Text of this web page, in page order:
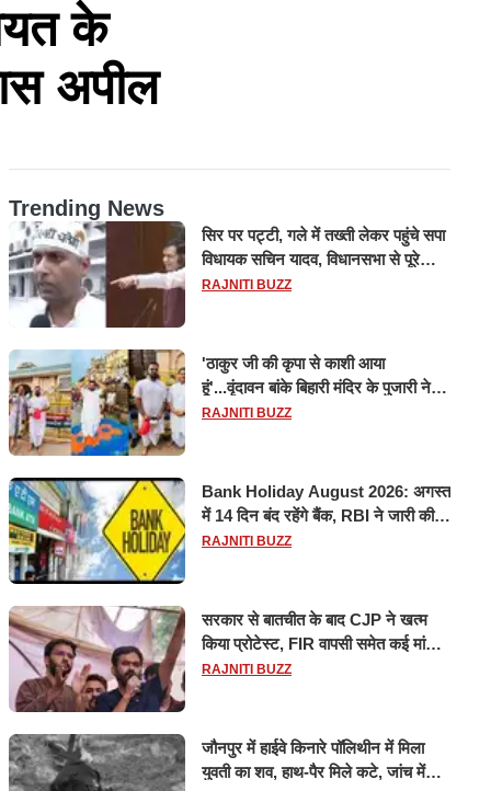
के
अपील
Trending News
सिर पर पट्टी, गले में तख्ती लेकर पहुंचे सपा
विधायक सचिन यादव, विधानसभा से पूरे
मानसून सत्र के लिए किया गया निलंबित
RAJNITI BUZZ
'ठाकुर जी की कृपा से काशी आया
हूं'...वृंदावन बांके बिहारी मंदिर के पुजारी ने
किया श्री काशी विश्वनाथ का जलाभिषेक
RAJNITI BUZZ
Bank Holiday August 2026: अगस्त
में 14 दिन बंद रहेंगे बैंक, RBI ने जारी की
छुट्टियों की लिस्ट​​​​​​​
RAJNITI BUZZ
सरकार से बातचीत के बाद CJP ने खत्म
किया प्रोटेस्ट, FIR वापसी समेत कई मांगों
पर बनी सहमति
RAJNITI BUZZ
जौनपुर में हाईवे किनारे पॉलिथीन में मिला
युवती का शव, हाथ-पैर मिले कटे, जांच में